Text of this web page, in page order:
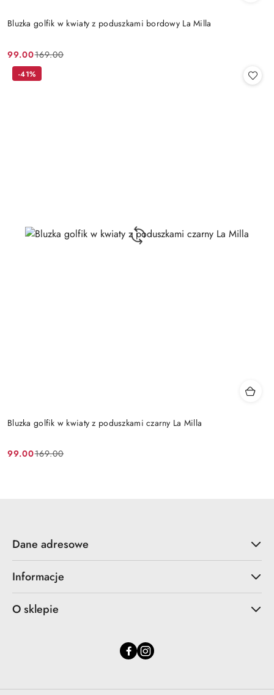
Bluzka golfik w kwiaty z poduszkami bordowy La Milla
Cena
promocyjna:
99.00
Cena
przed
169.00
Bluzka golfik w kwiaty z poduszkami czarny La Milla
Cena
99.00
Cena
169.00
-41%
Dane adresowe
Informacje
O sklepie